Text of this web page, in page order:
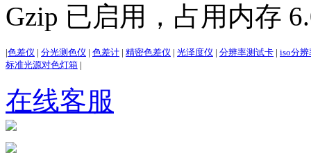
Gzip 已启用，占用内存
|色差仪 | 分光测色仪 | 色差计 | 精密色差仪 | 光泽度仪 | 分辨率测试卡 | iso分
标准光源对色灯箱 |
在线客服